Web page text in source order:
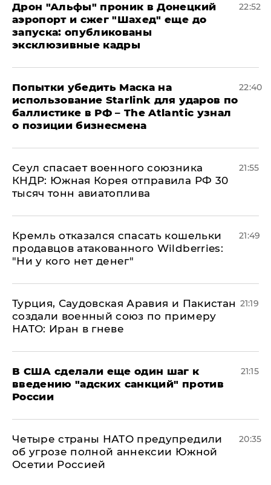
Дрон "Альфы" проник в Донецкий
аэропорт и сжег "Шахед" еще до
запуска: опубликованы
эксклюзивные кадры
22:52
Попытки убедить Маска на
использование Starlink для ударов по
баллистике в РФ – The Atlantic узнал
о позиции бизнесмена
22:40
​Сеул спасает военного союзника
КНДР: Южная Корея отправила РФ 30
тысяч тонн авиатоплива
21:55
Кремль отказался спасать кошельки
продавцов атакованного Wildberries:
"Ни у кого нет денег"
21:49
Турция, Саудовская Аравия и Пакистан
создали военный союз по примеру
НАТО: Иран в гневе
21:19
В США сделали еще один шаг к
введению "адских санкций" против
России
21:15
Четыре страны НАТО предупредили
об угрозе полной аннексии Южной
Осетии Россией
20:35